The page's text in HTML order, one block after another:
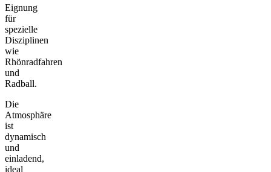
Eignung
für
spezielle
Disziplinen
wie
Rhönradfahren
und
Radball.
Die
Atmosphäre
ist
dynamisch
und
einladend,
ideal